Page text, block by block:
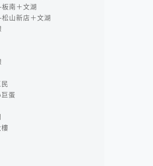
南＋文湖
山新店＋文湖
蛋